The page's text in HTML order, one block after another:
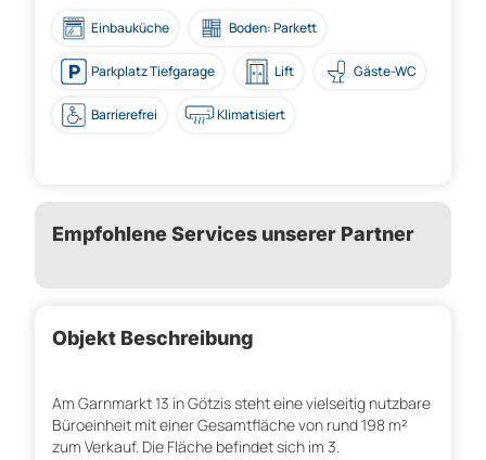
Einbauküche Boden: Parkett
Parkplatz Tiefgarage Lift Gäste-WC
Barrierefrei Klimatisiert
Empfohlene Services unserer Partner
Objekt Beschreibung
Am Garnmarkt 13 in Götzis steht eine vielseitig nutzbare
Büroeinheit mit einer Gesamtfläche von rund 198 m²
zum Verkauf. Die Fläche befindet sich im 3.